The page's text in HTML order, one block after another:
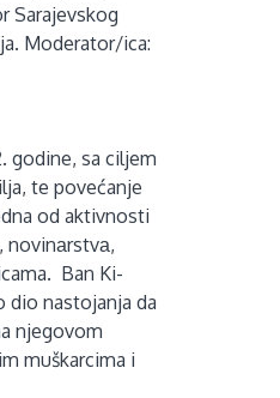
Sarajevskog
Moderator/ica:
godine, sa ciljem
te povećanje
od aktivnosti
novinаrstvа,
Ban Ki-
dio nastojanja da
njegovom
muškarcima i